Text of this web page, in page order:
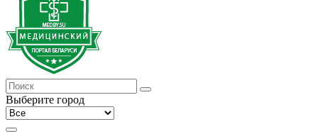
Выберите город